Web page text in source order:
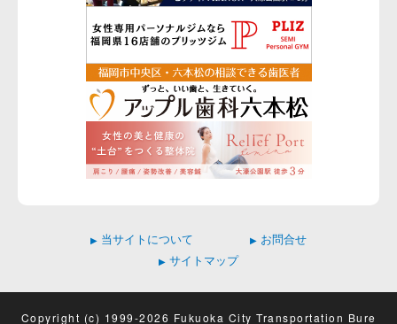
▶ 当サイトについて ▶ お問合せ
▶ サイトマップ
Copyright (c) 1999-2026 Fukuoka City Transportation Bure